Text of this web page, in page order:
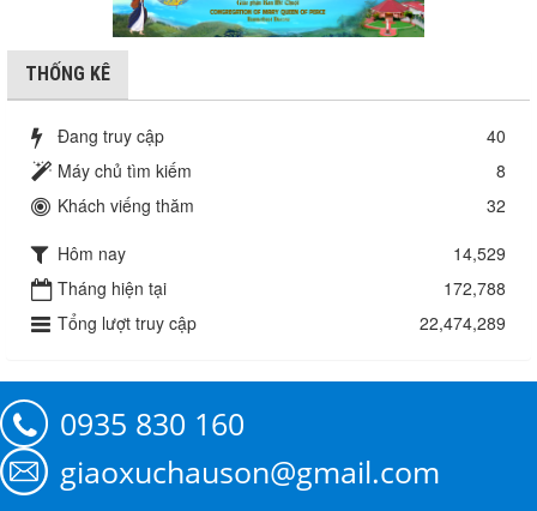
THỐNG KÊ
Đang truy cập
40
Máy chủ tìm kiếm
8
Khách viếng thăm
32
Hôm nay
14,529
Tháng hiện tại
172,788
Tổng lượt truy cập
22,474,289
0935 830 160
giaoxuchauson@gmail.com